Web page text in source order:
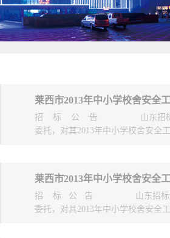
莱西市2013年中小学校舍安全
招 标 公 告 山东招标股份有
委托，对其2013年中小学校舍安全
重建施工图设计项目以公开招标方
拆除重建施工图设计项目。二、 项
算、工程阶段现场验收、竣工验收
米，新建面积约18000平方米（ 具
莱西市2013年中小学校舍安全
招 标 公 告 山东招标股份有
委托，对其2013年中小学校舍安全